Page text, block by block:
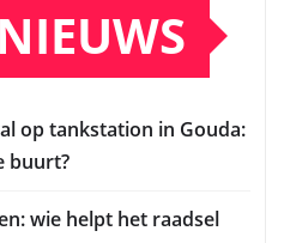
op tankstation in Gouda:
buurt?
wie helpt het raadsel